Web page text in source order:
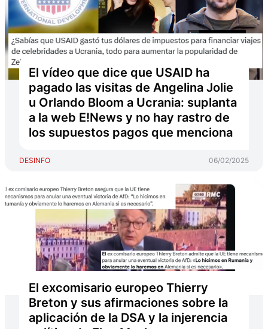
El vídeo que dice que USAID ha
pagado las visitas de Angelina Jolie
u Orlando Bloom a Ucrania: suplanta
a la web E!News y no hay rastro de
los supuestos pagos que menciona
DESINFO 06/02/2025
El excomisario europeo Thierry
Breton y sus afirmaciones sobre la
aplicación de la DSA y la injerencia